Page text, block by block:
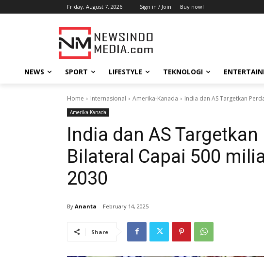
Friday, August 7, 2026 Sign in / Join Buy now!
NEWS SPORT LIFESTYLE TEKNOLOGI
Home Internasional Amerika-Kanada India dan AS Targetkan
Amerika-Kanada
India dan AS
Bilateral Capai 500
2030
By Ananta February 14, 2025
Share